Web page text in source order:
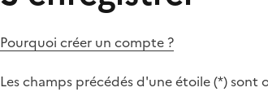
Pourquoi créer un compte ?
Les champs précédés d'une étoile (*) sont